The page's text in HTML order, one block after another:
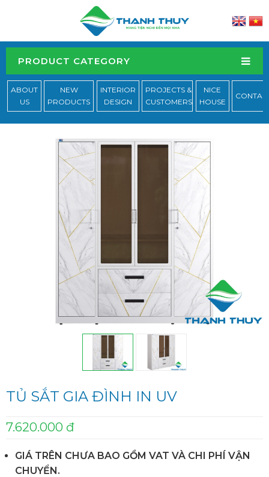
PRODUCT CATEGORY
ABOUT
US
NEW
PRODUCTS
INTERIOR
DESIGN
PROJECTS &
CUSTOMERS
NICE
HOUSE
TỦ SẮT GIA ĐÌNH IN UV
7.620.000 đ
GIÁ TRÊN CHƯA BAO GỒM VAT VÀ CHI PHÍ VẬN
CHUYỂN.